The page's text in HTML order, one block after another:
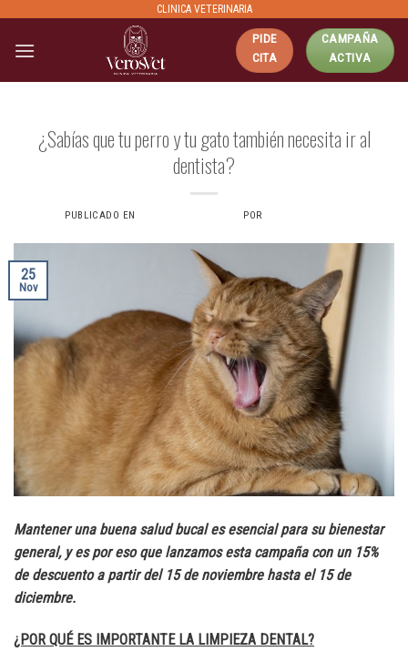
content
CLINICA VETERINARIA
PIDE
CITA
CAMPAÑA
ACTIVA
¿Sabías que tu perro y tu gato también necesita ir al
dentista?
PUBLICADO EN POR
25
Nov
Mantener una buena salud bucal es esencial para su bienestar
general, y es por eso que lanzamos esta campaña con un 15%
de descuento a partir del 15 de noviembre hasta el 15 de
diciembre.
¿POR QUÉ ES IMPORTANTE LA LIMPIEZA DENTAL?